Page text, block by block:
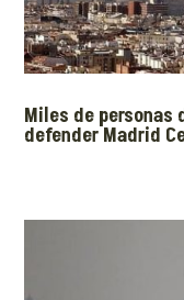
Miles de personas
defender Madrid